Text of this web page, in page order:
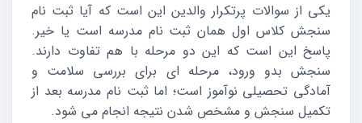
یکی از سوالات پرتکرار والدین این است که آیا ثبت نام
سنجش کلاس اول همان ثبت نام مدرسه است یا خیر.
پاسخ این است که این دو مرحله با هم تفاوت دارند.
سنجش بدو ورود، مرحله ای برای بررسی سلامت و
آمادگی تحصیلی نوآموز است؛ اما ثبت نام مدرسه بعد از
تکمیل سنجش و مشخص شدن نتیجه انجام می شود.